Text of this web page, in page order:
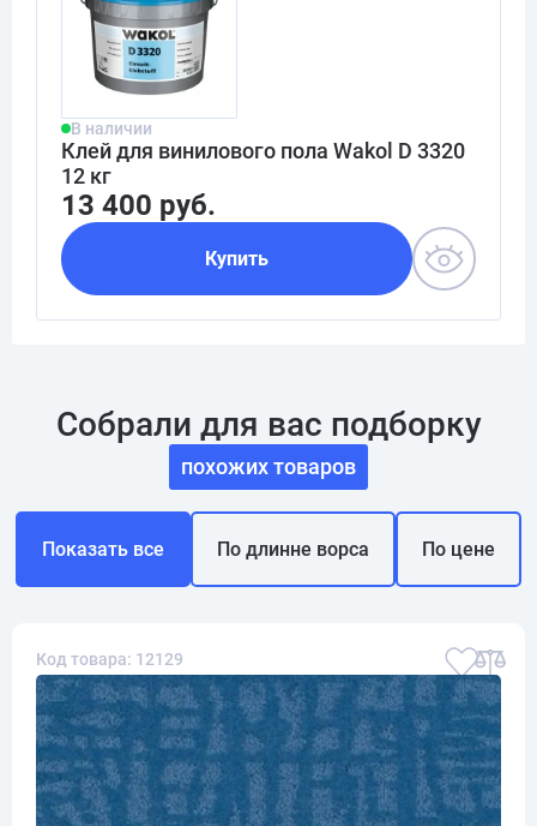
В наличии
Клей для винилового пола Wakol D 3320
12 кг
13 400 руб.
Купить
Собрали для вас подборку
похожих товаров
Показать все По длинне ворса По цене
Код товара: 12129